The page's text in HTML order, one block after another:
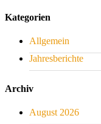
Kategorien
Allgemein
Jahresberichte
Archiv
August 2026